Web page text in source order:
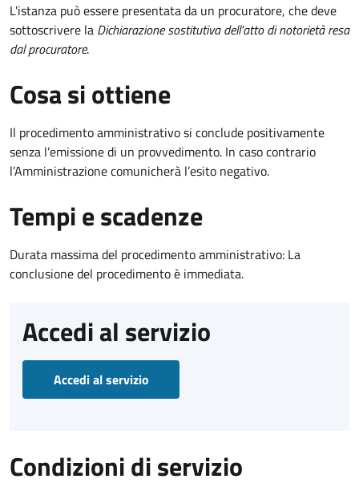
L'istanza può essere presentata da un procuratore, che deve
sottoscrivere la Dichiarazione sostitutiva dell'atto di notorietà resa
dal procuratore.
Cosa si ottiene
Il procedimento amministrativo si conclude positivamente
senza l’emissione di un provvedimento. In caso contrario
l’Amministrazione comunicherà l’esito negativo.
Tempi e scadenze
Durata massima del procedimento amministrativo: La
conclusione del procedimento è immediata.
Accedi al servizio
Accedi al servizio
Condizioni di servizio